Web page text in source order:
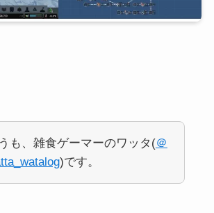
も、雑食ゲーマーのワッタ(＠
)です。